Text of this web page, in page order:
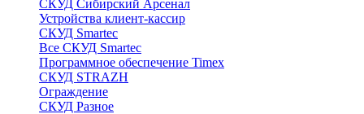
СКУД Сибирский Арсенал
Устройства клиент-кассир
СКУД Smartec
Все СКУД Smartec
Программное обеспечение Timex
СКУД STRAZH
Ограждение
СКУД Разное